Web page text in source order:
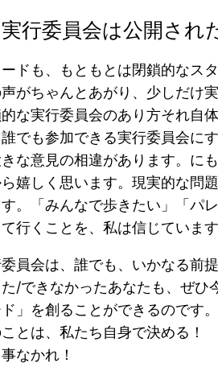
行委員会は公開され
ドも、もともとは閉鎖的なス
がちゃんとあがり、少しだけ
な実行委員会のあり方それ自
でも参加できる実行委員会に
な意見の相違があります。に
嬉しく思います。現実的な問
。「みんなで歩きたい」「パ
行くことを、私は信じています
員会は、誰でも、いかなる前
/できなかったあなたも、ぜ
」を創ることができるのです。
とは、私たち自身で決める！
なかれ！